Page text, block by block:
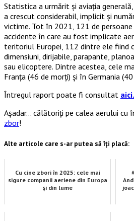
Statistica a urmărit și aviația
a crescut considerabil, implicit și
victime. Tot în 2021, 121 de
accidente în care au fost implicate
teritoriul Europei, 112 dintre ele fiind
dimensiuni, dirijabile, parapante,
sau elicoptere. Dintre acestea, cele
Franța (46 de morți) și în Germania
Întregul raport poate fi consultat aici.
Așadar… călătoriți pe calea aerului cu
zbor!
Alte articole care s-ar putea să îți placă:
Cu cine zbori în 2025: cele mai
sigure companii aeriene din Europa
și din lume